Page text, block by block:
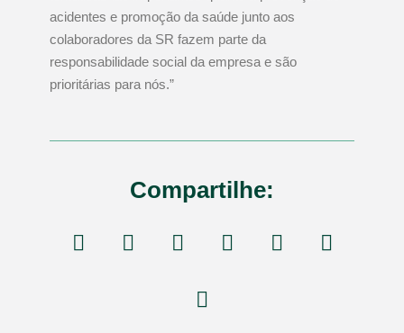
acidentes e promoção da saúde junto aos
colaboradores da SR fazem parte da
responsabilidade social da empresa e são
prioritárias para nós.”
Compartilhe: